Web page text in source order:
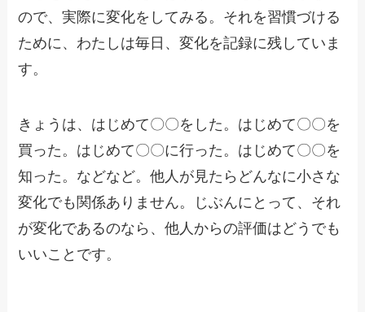
ので、実際に変化をしてみる。それを習慣づける
ために、わたしは毎日、変化を記録に残していま
す。
きょうは、はじめて〇〇をした。はじめて〇〇を
買った。はじめて〇〇に行った。はじめて〇〇を
知った。などなど。他人が見たらどんなに小さな
変化でも関係ありません。じぶんにとって、それ
が変化であるのなら、他人からの評価はどうでも
いいことです。